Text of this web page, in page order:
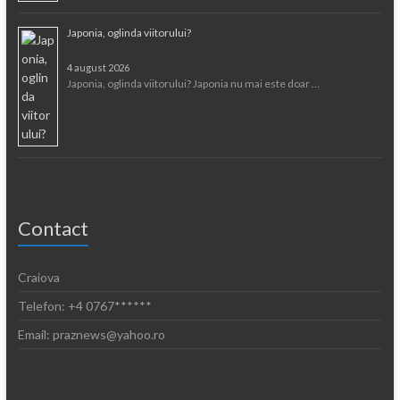
Japonia, oglinda viitorului?
4 august 2026
Japonia, oglinda viitorului? Japonia nu mai este doar …
Contact
Craiova
Telefon: +4 0767******
Email: praznews@yahoo.ro